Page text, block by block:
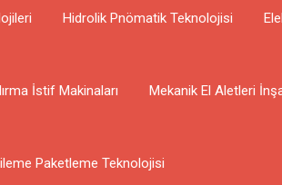
Hidrolik Pnömatik Teknolojisi
İstif Makinaları Mekanik El Aletleri
Paketleme Teknolojisi